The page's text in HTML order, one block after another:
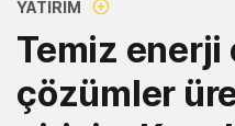
YATIRIM
Temiz enerji
çözümler